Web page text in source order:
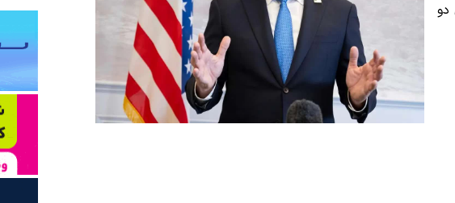
دو